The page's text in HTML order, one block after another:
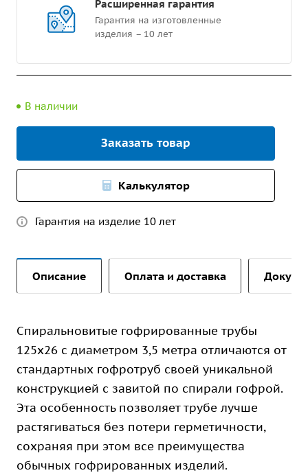
Расширенная гарантия
Гарантия на изготовленные
изделия – 10 лет
В наличии
Заказать товар
Калькулятор
Гарантия на изделие 10 лет
Описание Оплата и доставка
Спиральновитые гофрированные трубы
125х26 с диаметром 3,5 метра отличаются от
стандартных гофротруб своей уникальной
конструкцией с завитой по спирали гофрой.
Эта особенность позволяет трубе лучше
растягиваться без потери герметичности,
сохраняя при этом все преимущества
обычных гофрированных изделий.